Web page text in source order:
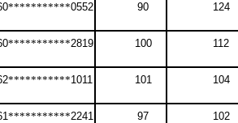
***********0552 90 124
***********2819 100 112
***********1011 101 104
***********2241 97 102